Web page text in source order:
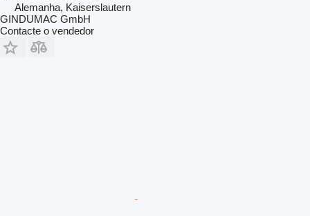
Alemanha, Kaiserslautern
GINDUMAC GmbH
Contacte o vendedor